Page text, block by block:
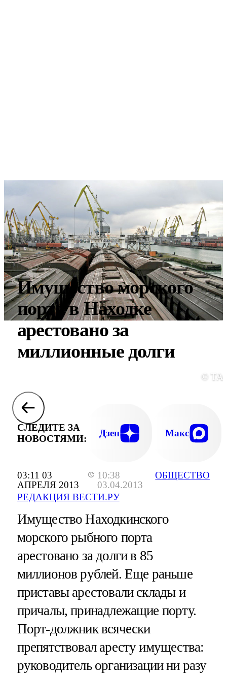
03:11 03
АПРЕЛЯ 2013
10:38
03.04.2013
РЕДАКЦИЯ ВЕСТИ.РУ
ОБЩЕСТВО
Имущество морского
порта в Находке
арестовано за
миллионные долги
©
СЛЕДИТЕ ЗА
НОВОСТЯМИ:
Дзен Макс
Имущество Находкинского
морского рыбного порта
арестовано за долги в 85
миллионов рублей. Еще раньше
приставы арестовали склады и
причалы, принадлежащие порту.
Порт-должник всячески
препятствовал аресту имущества:
руководитель организации ни разу